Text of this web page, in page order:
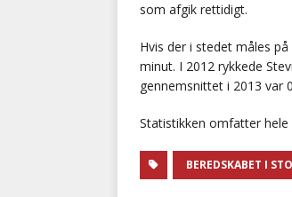
som afgik rettidigt.
Hvis der i stedet måles
minut. I 2012 rykkede
gennemsnittet i 2013 var
Statistikken omfatter
BEREDSKABET I